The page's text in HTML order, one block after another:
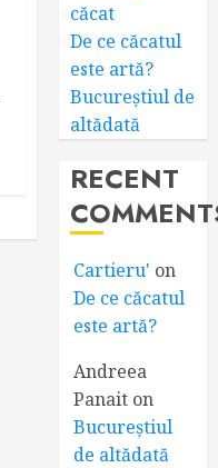
căcat
De ce căcatul
este artă?
Bucureștiul de
altădată
RECENT
Cartieru' on
De ce căcatul
este artă?
Andreea
Panait on
Bucureștiul
de altădată